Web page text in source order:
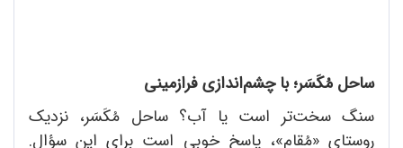
ساحل مُکَسَر؛ با چشم‌اندازی فرازمینی
سنگ سخت‌تر است یا آب؟ ساحل مُکَسَر، نزدیک
روستای «مُقام»، پاسخ خوبی‌ است برای این سؤال.